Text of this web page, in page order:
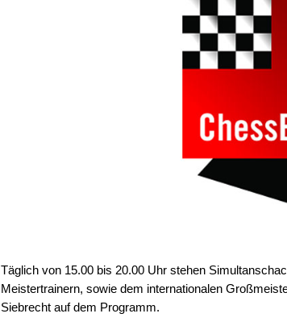
Täglich von 15.00 bis 20.00 Uhr stehen
Meistertrainern, sowie dem internationalen
Siebrecht auf dem Programm.